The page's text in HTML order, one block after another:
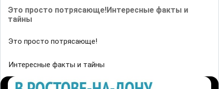
Это просто потрясающе!Интересные факты и
тайны
Это просто потрясающе!
Интересные факты и тайны